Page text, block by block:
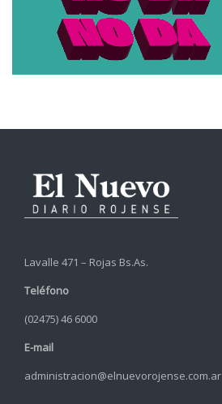
Lavalle 471 – Rojas Bs.As.
Teléfono
(02475) 46 6000
E-mail
administracion@elnuevorojense.com.ar